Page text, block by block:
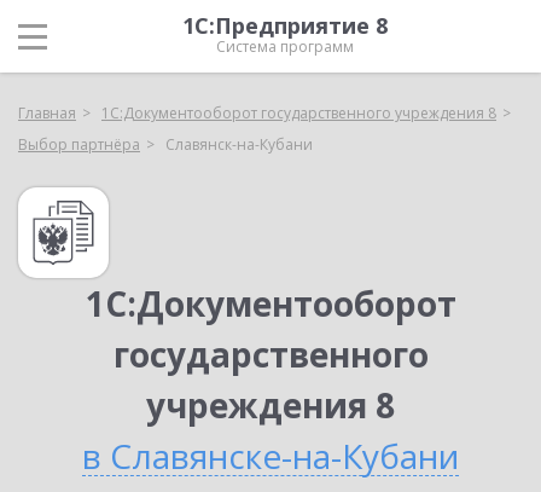
1С:Предприятие 8
Система программ
Главная
1С:Документооборот государственного учреждения 8
Выбор партнёра
Славянск-на-Кубани
1С:Документооборот
государственного
учреждения 8
в Славянске-на-Кубани